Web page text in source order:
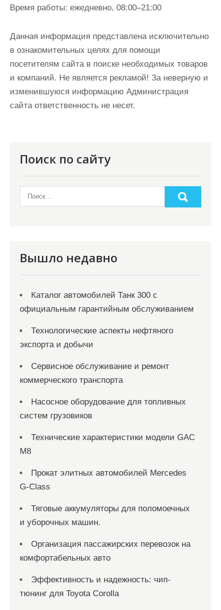
Время работы: ежедневно, 08:00–21:00
Данная информация представлена исключительно
в ознакомительных целях для помощи
посетителям сайта в поиске необходимых товаров
и компаний. Не является рекламой! За неверную и
изменившуюся информацию Администрация
сайта ответственность не несет.
Поиск по сайту
Вышло недавно
Каталог автомобилей Танк 300 с
официальным гарантийным обслуживанием
Технологические аспекты нефтяного
экспорта и добычи
Сервисное обслуживание и ремонт
коммерческого транспорта
Насосное оборудование для топливных
систем грузовиков
Технические характеристики модели GAC
M8
Прокат элитных автомобилей Mercedes
G-Class
Тяговые аккумуляторы для поломоечных
и уборочных машин.
Организация пассажирских перевозок на
комфортабельных авто
Эффективность и надежность: чип-
тюнинг для Toyota Corolla